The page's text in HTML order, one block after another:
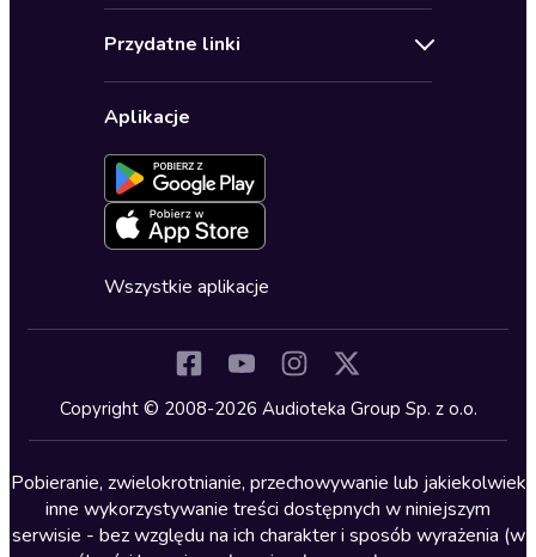
Biznes, marketing, ekonomia
Dla młodzieży
Kryminały
Lektury szkolne
Literatura anglojęzyczna
Literatura faktu
Ustawienia prywatności
Formularz zgłaszania nielegalnych treści
Deklaracja dostępności
Karnety
Oferta dla firm i bibliotek
Przydatne linki
Dołącz do newslettera
Blog
Zapowiedzi
Cykle audiobooków
Aplikacje
Wszystkie aplikacje
Copyright © 2008-2026 Audioteka Group Sp. z o.o.
Pobieranie, zwielokrotnianie, przechowywanie lub jakiekolwiek
inne wykorzystywanie treści dostępnych w niniejszym
serwisie - bez względu na ich charakter i sposób wyrażenia (w